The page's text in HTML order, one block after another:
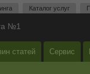
Каталог услуг
№1
статей Сервис